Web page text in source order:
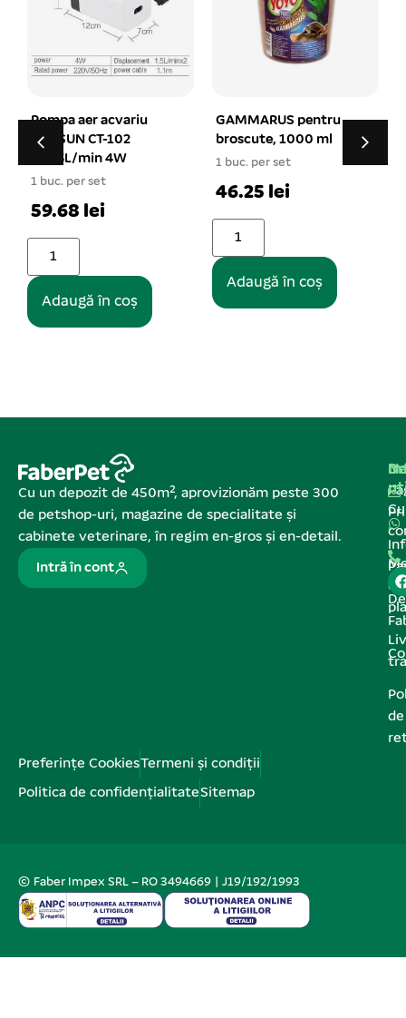
GAMMARUS pentru
broscute, 1000 ml
1 buc. per set
46.25 lei
CALCIU pentru broaste
testoase 30 g
1 buc. per set
12.01 lei
Adaugă în coș
Cu un depozit de 450m², aprovizionăm peste 300
de petshop-uri, magazine de specialitate și
cabinete veterinare, în regim en-gros și en-detail.
Intră în cont
de
de
Preferințe CookiesTermeni și condiții
Politica de confidențialitateSitemap
© Faber Impex SRL – RO 3494669 | J19/192/1993